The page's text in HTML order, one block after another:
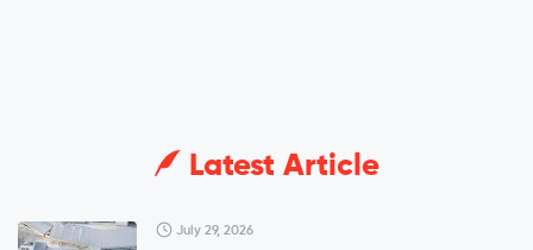
Latest Article
July 29, 2026